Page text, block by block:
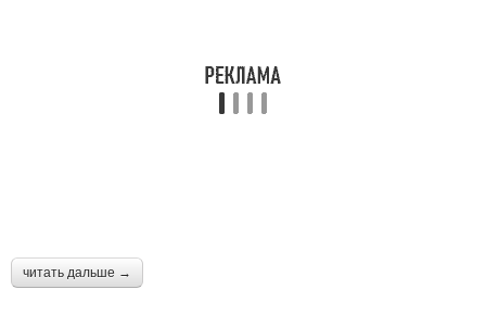
читать дальше →